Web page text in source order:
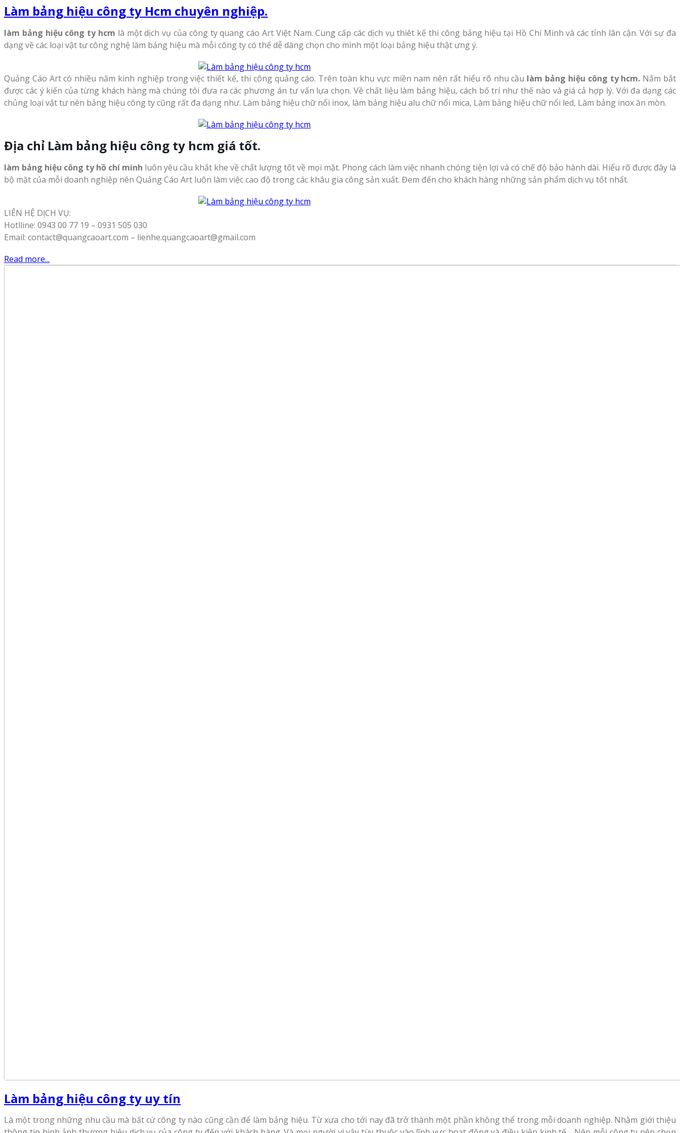
Làm bảng hiệu công ty Hcm chuyên nghiệp.
làm bảng hiệu công ty hcm là một dịch vụ của công ty quang cáo Art Việt Nam. Cung cấp các dịch vụ thiêt kế thi công bảng hiệu tại Hồ Chí Minh và các tỉnh lân cận. Với sự đa
dạng về các loại vật tư công nghệ làm bảng hiệu mà mỗi công ty có thể dễ dàng chọn cho mình một loại bảng hiệu thật ưng ý.
Quảng Cáo Art có nhiều năm kinh nghiệp trong việc thiết kế, thi công quảng cáo. Trên toàn khu vực miền nam nên rất hiểu rõ nhu cầu làm bảng hiệu công ty hcm. Nắm bắt
được các ý kiến của từng khách hàng mà chúng tôi đưa ra các phương án tư vấn lựa chọn. Về chất liệu làm bảng hiệu, cách bố trí như thế nào và giá cả hợp lý. Với đa dạng các
chủng loại vật tư nên bảng hiệu công ty cũng rất đa dạng như. Làm bảng hiệu chữ nổi inox, làm bảng hiệu alu chữ nổi mica, Làm bảng hiệu chữ nổi led, Làm bảng inox ăn mòn.
Địa chỉ Làm bảng hiệu công ty hcm giá tốt.
làm bảng hiệu công ty hồ chí minh luôn yêu cầu khắt khe về chất lượng tốt về mọi mặt. Phong cách làm việc nhanh chóng tiện lợi và có chế độ bảo hành dài. Hiểu rõ được đây là
bộ mặt của mỗi doanh nghiệp nên Quảng Cáo Art luôn làm việc cao độ trong các khâu gia công sản xuất. Đem đến cho khách hàng những sản phẩm dịch vụ tốt nhất.
LIÊN HỆ DỊCH VỤ:
Hotlline: 0943 00 77 19 – 0931 505 030
Email: contact@quangcaoart.com – lienhe.quangcaoart@gmail.com
Read more...
Làm bảng hiệu công ty uy tín
Là một trong những nhu cầu mà bất cứ công ty nào cũng cần để làm bảng hiệu. Từ xưa cho tới nay đã trở thành một phần không thể trong mỗi doanh nghiệp. Nhằm giới thiệu